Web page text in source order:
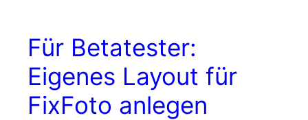
Für Betatester:
Eigenes Layout für
FixFoto anlegen